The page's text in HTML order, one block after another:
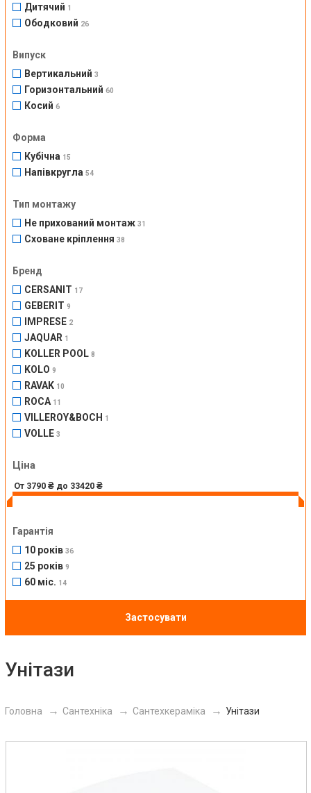
Унітази
Головна Сантехніка Сантехкераміка Унітази
Дитячий 1
Ободковий 26
Випуск
Вертикальний 3
Горизонтальний 60
Косий 6
Форма
Кубічна 15
Напівкругла 54
Тип монтажу
Не прихований монтаж 31
Сховане кріплення 38
Бренд
CERSANIT 17
GEBERIT 9
IMPRESE 2
JAQUAR 1
KOLLER POOL 8
KOLO 9
RAVAK 10
ROCA 11
VILLEROY&BOCH 1
VOLLE 3
Ціна
Гарантія
10 років 36
25 років 9
60 міс. 14
Застосувати